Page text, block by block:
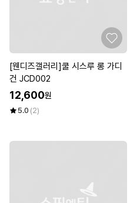
[웬디즈갤러리]쿨 시스루 롱 가디
건 JCD002
12,600원
5.0 (2)